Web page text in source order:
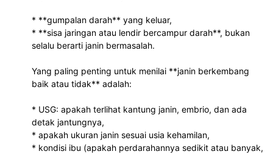
* **gumpalan darah** yang keluar,
* **sisa jaringan atau lendir bercampur darah**, bukan
selalu berarti janin bermasalah.
Yang paling penting untuk menilai **janin berkembang
baik atau tidak** adalah:
* USG: apakah terlihat kantung janin, embrio, dan ada
detak jantungnya,
* apakah ukuran janin sesuai usia kehamilan,
* kondisi ibu (apakah perdarahannya sedikit atau banyak,